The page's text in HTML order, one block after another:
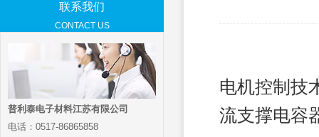
联系我们
CONTACT US
普利泰电子材料江苏有限公司
电话：0517-86865858
电机控制技
流支撑电容